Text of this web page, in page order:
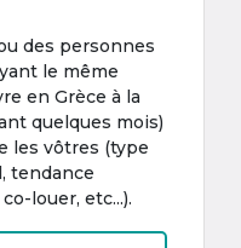
des personnes
le même
en Grèce à la
quelques mois)
les vôtres (type
tendance
louer, etc...).